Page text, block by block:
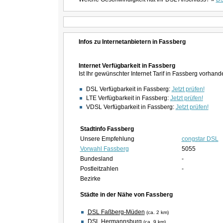
Infos zu Internetanbietern in Fassberg
Internet Verfügbarkeit in Fassberg
Ist Ihr gewünschter Internet Tarif in Fassberg
DSL Verfügbarkeit in Fassberg: Jetzt prüfen!
LTE Verfügbarkeit in Fassberg: Jetzt prüfen!
VDSL Verfügbarkeit in Fassberg: Jetzt prüfen!
Stadtinfo Fassberg
Unsere Empfehlung
congstar DSL
Vorwahl Fassberg
5055
Bundesland
-
Postleitzahlen
-
Bezirke
Städte in der Nähe von Fassberg
DSL Faßberg-Müden (ca. 2 km)
DSL Hermannsburg (ca. 9 km)